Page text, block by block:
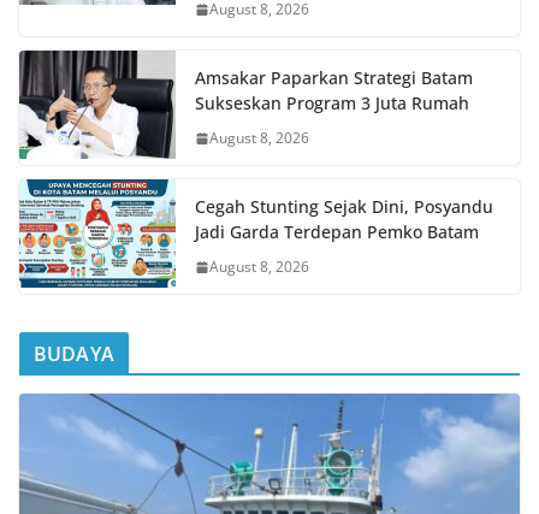
August 8, 2026
Amsakar Paparkan Strategi Batam
Sukseskan Program 3 Juta Rumah
August 8, 2026
Cegah Stunting Sejak Dini, Posyandu
Jadi Garda Terdepan Pemko Batam
August 8, 2026
BUDAYA